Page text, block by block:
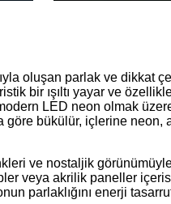
oluşan parlak ve dikkat
bir ışıltı yayar ve
LED neon olmak
göre bükülür, içlerine neon,
ve nostaljik
veya akrilik paneller
parlaklığını enerji